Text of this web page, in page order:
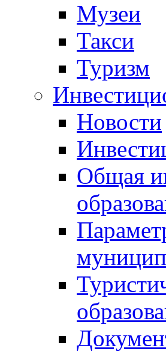
Музеи
Такси
Туризм
Новости
Общая